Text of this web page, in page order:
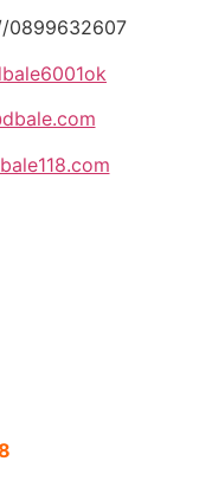
0899632607